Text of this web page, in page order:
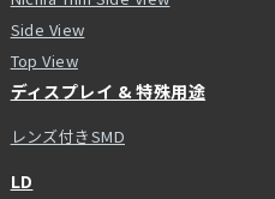
Side View
Top View
ディスプレイ & 特殊用途
レンズ付きSMD
LD